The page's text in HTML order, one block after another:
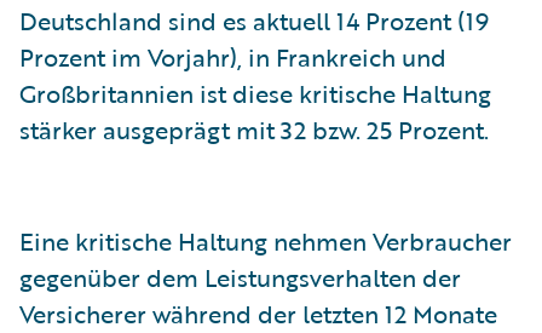
Deutschland sind es aktuell 14 Prozent (19
Prozent im Vorjahr), in Frankreich und
Großbritannien ist diese kritische Haltung
stärker ausgeprägt mit 32 bzw. 25 Prozent.
Eine kritische Haltung nehmen Verbraucher
gegenüber dem Leistungsverhalten der
Versicherer während der letzten 12 Monate